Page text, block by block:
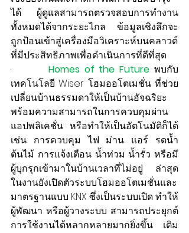
ได้ ผู้ดูแลสามารถตรวจสอบการทำงาน
ทั้งหมดได้จากระยะไกล ข้อมูลเชิงลึกจะ
ถูกป้อนเข้าสู่เครื่องมือวิเคราะห์บนคลาวด์
ที่มีประสิทธิภาพเพื่อดำเนินการที่ดีที่สุด
· Homes of the Future พบกับ
เทคโนโลยี Wiser โฮมออโตเมชั่น ที่ช่วย
เปลี่ยนบ้านธรรมดาให้เป็นบ้านอัจฉริยะ
พร้อมความสามารถในการควบคุมผ่าน
แอปพลิเคชั่น หรือทำให้เป็นอัตโนมัติก็ได้
เช่น การควบคุม ไฟ ม่าน แอร์ รดน้ำ
ต้นไม้ การแจ้งเตือน น้ำท่วม น้ำรั่ว หรือมี
ผู้บุกรุกเข้ามาในบ้านเวลาที่ไม่อยู่ ล่าสุด
ในงานยังเปิดตัวระบบโฮมออโตเมชั่นและ
มาตรฐานแบบ KNX ซึ่งเป็นระบบเปิด ทำให้
ผู้พัฒนา หรือผู้วางระบบ สามารถประยุกต์
การใช้งานได้หลากหลายมากยิ่งขึ้น เติม